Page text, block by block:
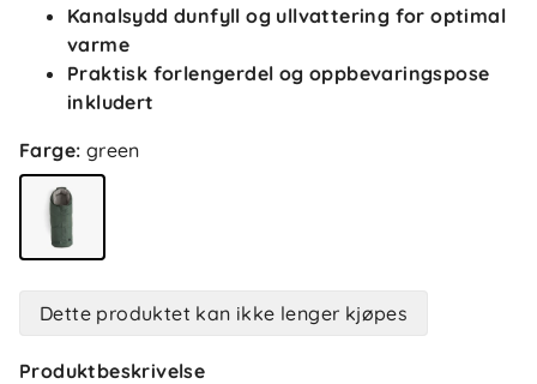
Kanalsydd dunfyll og ullvattering for optimal
varme
Praktisk forlengerdel og oppbevaringspose
inkludert
Farge: green
Dette produktet kan ikke lenger kjøpes
Produktbeskrivelse